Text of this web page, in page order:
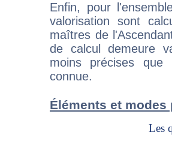
Enfin, pour
valorisation sont
maîtres de
de calcul demeure
moins précises que
connue.
Éléments et modes